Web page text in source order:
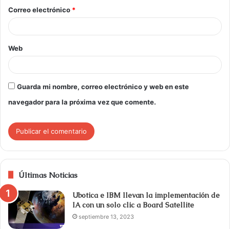
Correo electrónico *
Web
Guarda mi nombre, correo electrónico y web en este
navegador para la próxima vez que comente.
Últimas Noticias
Ubotica e IBM llevan la implementación de
IA con un solo clic a Board Satellite
septiembre 13, 2023